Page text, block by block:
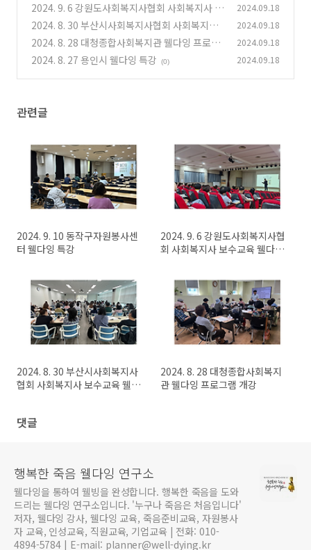
2024. 9. 6 강원도사회복지사협회 사회복지사 보
수교육 웰다잉 특강
(0)
2024.09.18
2024. 8. 30 부산시사회복지사협회 사회복지사
보수교육 웰다잉 특강
(0)
2024.09.18
2024. 8. 28 대청종합사회복지관 웰다잉 프로그
램 개강
(0)
2024.09.18
2024. 8. 27 용인시 웰다잉 특강 (0) 2024.09.18
관련글
2024. 9. 10 동작구자원봉사센
터 웰다잉 특강
2024. 9. 6 강원도사회복지사협
회 사회복지사 보수교육 웰다잉
2024. 8. 30 부산시사회복지사
협회 사회복지사 보수교육 웰다
2024. 8. 28 대청종합사회복지
관 웰다잉 프로그램 개강
댓글
행복한 죽음 웰다잉 연구소
웰다잉을 통하여 웰빙을 완성합니다. 행복한 죽음을 도와
드리는 웰다잉 연구소입니다. '누구나 죽음은 처음입니다'
저자, 웰다잉 강사, 웰다잉 교육, 죽음준비교육, 자원봉사
자 교육, 인성교육, 직원교육, 기업교육 | 전화: 010-
4894-5784 | E-mail: planner@well-dying.kr